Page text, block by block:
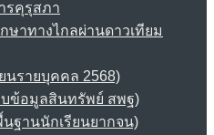
รคุรุสภา
ษาทางไกลผ่านดาวเทียม
นรายบุคคล 2568)
บข้อมูลสินทรัพย์ สพฐ)
ฐานนักเรียนยากจน)